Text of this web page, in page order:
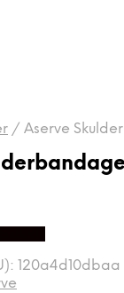
/ Aserve
120a4d10dbaa